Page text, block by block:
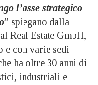
l’asse strategico
” spiegano dalla
Real Estate GmbH,
e con varie sedi
ha oltre 30 anni di
industriali e